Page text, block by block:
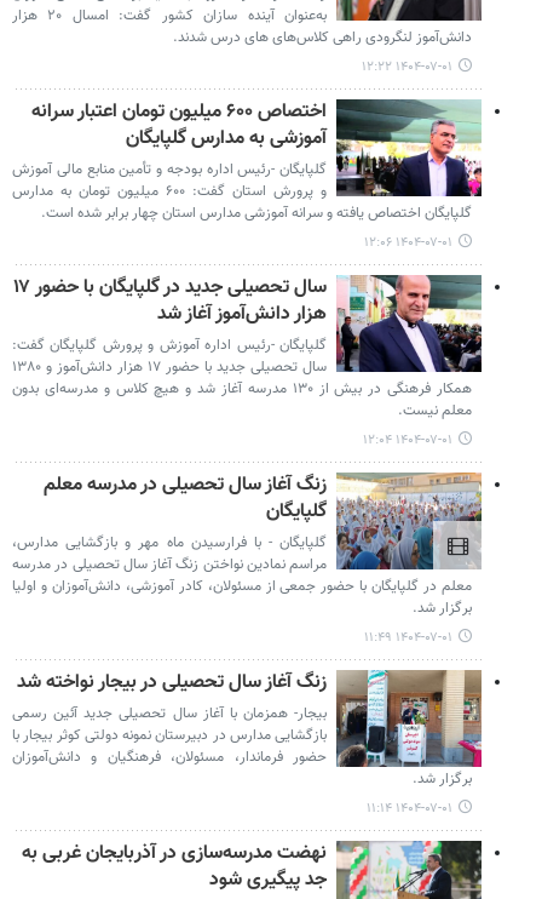
به‌عنوان آینده‌ سازان کشور گفت: امسال ۲۰ هزار
دانش‌آموز لنگرودی راهی کلاس‌های های درس شدند.
۱۴۰۴-۰۷-۰۱ ۱۲:۲۲
اختصاص ۶۰۰ میلیون تومان اعتبار سرانه
آموزشی به مدارس گلپایگان
گلپایگان -رئیس اداره بودجه و تأمین منابع مالی آموزش
و پرورش استان گفت: ۶۰۰ میلیون تومان به مدارس
گلپایگان اختصاص یافته و سرانه آموزشی مدارس استان چهار برابر شده است.
۱۴۰۴-۰۷-۰۱ ۱۲:۰۶
سال تحصیلی جدید در گلپایگان با حضور ۱۷
هزار دانش‌آموز آغاز شد
گلپایگان -رئیس اداره آموزش و پرورش گلپایگان گفت:
سال تحصیلی جدید با حضور ۱۷ هزار دانش‌آموز و ۱۳۸۰
همکار فرهنگی در بیش از ۱۳۰ مدرسه آغاز شد و هیچ کلاس و مدرسه‌ای بدون
معلم نیست.
۱۴۰۴-۰۷-۰۱ ۱۲:۰۴
زنگ آغاز سال تحصیلی در مدرسه معلم
گلپایگان
گلپایگان - با فرارسیدن ماه مهر و بازگشایی مدارس،
مراسم نمادین نواختن زنگ آغاز سال تحصیلی در مدرسه
معلم در گلپایگان با حضور جمعی از مسئولان، کادر آموزشی، دانش‌آموزان و اولیا
برگزار شد.
۱۴۰۴-۰۷-۰۱ ۱۱:۴۹
زنگ آغاز سال تحصیلی در بیجار نواخته شد
بیجار- همزمان با آغاز سال تحصیلی جدید آئین رسمی
بازگشایی مدارس در دبیرستان نمونه دولتی کوثر بیجار با
حضور فرماندار، مسئولان، فرهنگیان و دانش‌آموزان
برگزار شد.
۱۴۰۴-۰۷-۰۱ ۱۱:۱۴
نهضت مدرسه‌سازی در آذربایجان غربی به
جد پیگیری شود